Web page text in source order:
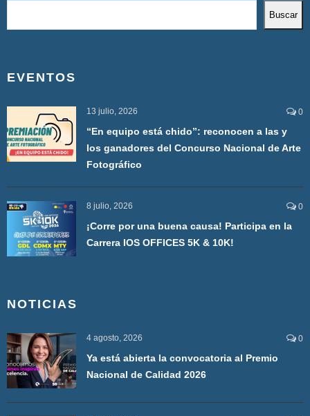
Buscar
EVENTOS
13 julio, 2026 0
“En equipo está chido”: reconocen a las y
los ganadores del Concurso Nacional de Arte
Fotográfico
8 julio, 2026 0
¡Corre por una buena causa! Participa en la
Carrera IOS OFFICES 5K & 10K!
NOTICIAS
4 agosto, 2026 0
Ya está abierta la convocatoria al Premio
Nacional de Calidad 2026